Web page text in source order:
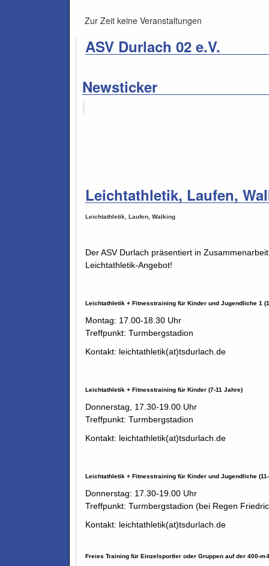
Zur Zeit keine Veranstaltungen
ASV Durlach 02 e.V.
Newsticker
Leichtathletik, Laufen,
Leichtathletik, Laufen, Walking
Der ASV Durlach präsentiert in
Leichtathletik-Angebot!
Leichtathletik + Fitnesstraining für Kinder und Jugendliche 1
Montag: 17.00-18.30 Uhr
Treffpunkt: Turmbergstadion
Kontakt: leichtathletik(at)tsdurlach.de
Leichtathletik + Fitnesstraining für Kinder (7-11 Jahre)
Donnerstag, 17.30-19.00 Uhr
Treffpunkt: Turmbergstadion
Kontakt: leichtathletik(at)tsdurlach.de
Leichtathletik + Fitnesstraining für Kinder und Jugendliche
Donnerstag: 17.30-19.00 Uhr
Treffpunkt: Turmbergstadion (bei Regen
Kontakt: leichtathletik(at)tsdurlach.de
Freies Training für Einzelsportler oder Gruppen auf der 400-m-